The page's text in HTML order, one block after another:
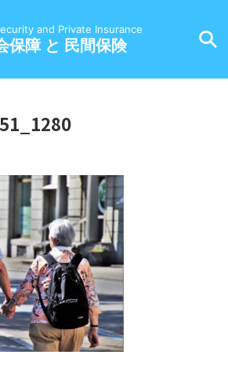
and Private Insurance
保障 と 民間保険